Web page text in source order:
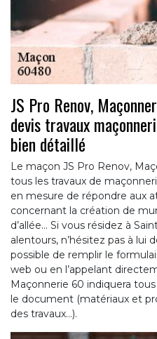
JS Pro Renov,
devis travaux
bien détaillé
Le maçon JS Pro Renov,
tous les travaux de
en mesure de répondre aux
concernant la création de
d’allée… Si vous résidez à
alentours, n’hésitez pas à lui
possible de remplir le
web ou en l’appelant
Maçonnerie 60 indiquera
le document (matériaux et
des travaux…).